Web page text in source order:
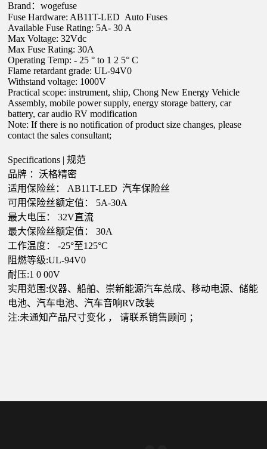
Brand：wogefuse
Fuse Hardware: AB11T-LED Auto Fuses
Available Fuse Rating: 5A-30A
Max Voltage: 32Vdc
Max Fuse Rating: 30A
Operating Temp: - 25 ° to 1 2 5° C
Flame retardant grade: UL-94V0
Withstand voltage: 1000V
Practical scope: instrument, ship, Chong New Energy Vehicle
Assembly, mobile power supply, energy storage battery, car
battery, car audio RV modification
Note: If there is no notification of product size changes, please
contact the sales consultant;
Specifications | 规范
品牌 ：沃格精密
适用保险丝：
AB11T-LED 汽车保险丝
可用保险丝额定值：
5A-30A
最大电压：
32V直流
最大保险丝额定值：
30A
工作温度：
-25°至125°C
阻燃等级:UL-94V0
耐压:1 0 00V
实用范围 :仪器、船舶、崇新能源汽车总成、移动电源、储能
电池、汽车电池、汽车音响RV改装
注:未通知产品尺寸变化 ， 请联系销售顾问 ；